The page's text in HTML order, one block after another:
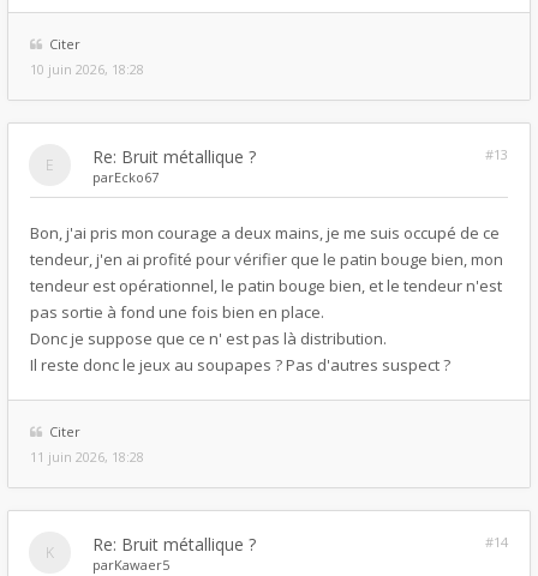
Citer
10 juin 2026, 18:28
Re: Bruit métallique ?
#13
parEcko67
Bon, j'ai pris mon courage a deux mains, je me suis occupé de ce
tendeur, j'en ai profité pour vérifier que le patin bouge bien, mon
tendeur est opérationnel, le patin bouge bien, et le tendeur n'est
pas sortie à fond une fois bien en place.
Donc je suppose que ce n' est pas là distribution.
Il reste donc le jeux au soupapes ? Pas d'autres suspect ?
Citer
11 juin 2026, 18:28
Re: Bruit métallique ?
#14
parKawaer5